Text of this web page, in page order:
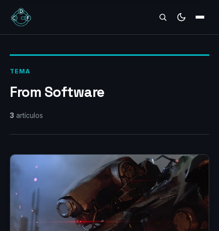
REVIEWS
TEMA
From Software
3 artículos